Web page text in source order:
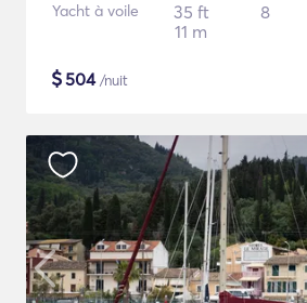
Yacht à voile
35 ft
11 m
8
$504/nuit